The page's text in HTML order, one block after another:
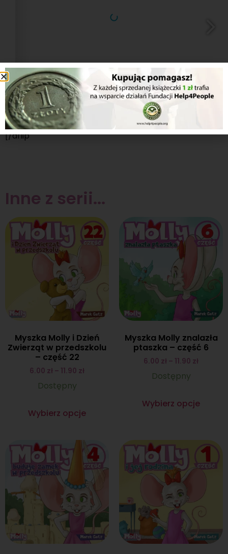
1/2
[/dflip
Inne z serii...
Myszka Molly i Dzień
Zwierząt w przedszkolu
– część 22
6.00 zł – 11.90 zł
Dostępny
Wybierz opcje
Myszka Molly znalazła
ptaszka – część 6
6.00 zł – 11.90 zł
Dostępny
Wybierz opcje